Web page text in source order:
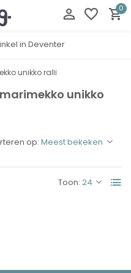
0
in Deventer
unikko ralli
unikko
Toon:
op: